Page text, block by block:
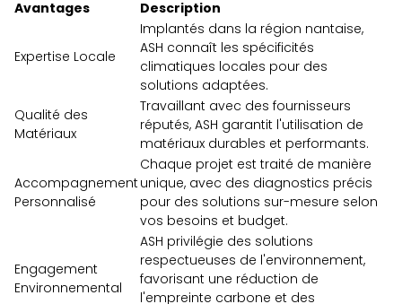
Avantages Description
Expertise Locale
Implantés dans la région nantaise,
ASH connaît les spécificités
climatiques locales pour des
solutions adaptées.
Qualité des
Matériaux
Travaillant avec des fournisseurs
réputés, ASH garantit l'utilisation de
matériaux durables et performants.
Accompagnement
Personnalisé
Chaque projet est traité de manière
unique, avec des diagnostics précis
pour des solutions sur-mesure selon
vos besoins et budget.
Engagement
Environnemental
ASH privilégie des solutions
respectueuses de l'environnement,
favorisant une réduction de
l'empreinte carbone et des